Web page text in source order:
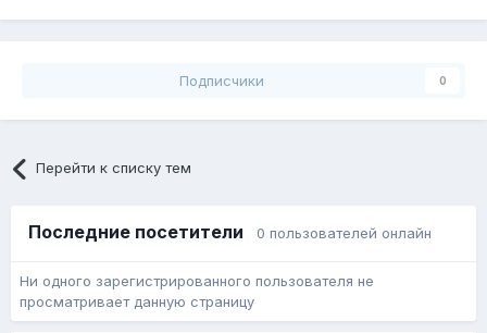
Подписчики 0
Перейти к списку тем
Последние посетители 0 пользователей онлайн
Ни одного зарегистрированного пользователя не
просматривает данную страницу